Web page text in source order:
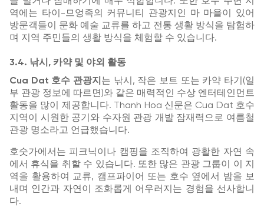
역에는 타이-므엉족의 커뮤니티 관광지인 마 마을이 있어
방문객들이 문화 예술 교류를 하고 전통 생활 방식을 탐험하
며 지역 주민들의 생활 방식을 체험할 수 있습니다.
3.4. 낚시, 카약 및 야외 활동
Cua Dat 호수 관광지 는 낚시, 작은 보트 또는 카약 타기(일
부 관광 정보에 따르면)와 같은 매력적인 수상 엔터테인먼트
활동을 많이 제공합니다. Thanh Hoa 신문은 Cua Dat 호수
지역이 시원한 공기와 수자원 관광 개발 잠재력으로 여름철
관광 명소라고 언급했습니다.
호숫가에서는 피크닉이나 캠핑을 조직하여 광활한 자연 속
에서 휴식을 취할 수 있습니다. 또한 많은 관광 그룹이 이 지
역을 활용하여 교류, 캠프파이어 또는 호수 옆에서 밤을 보
내며 인간과 자연이 조화롭게 어우러지는 경험을 선사합니
다.